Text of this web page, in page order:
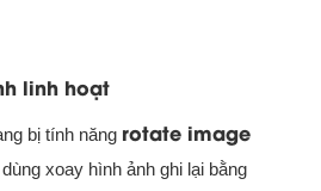
linh hoạt
bị tính năng rotate image
xoay hình ảnh ghi lại bằng